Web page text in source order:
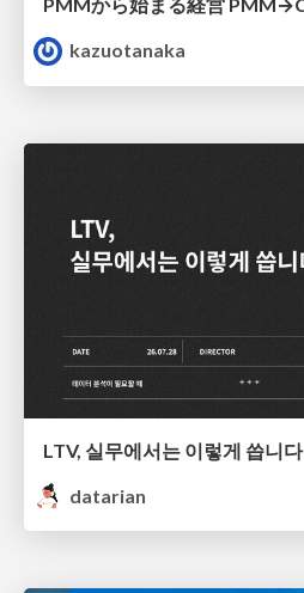
kazuotanaka
LTV, 실무에서는 이렇게 씁니다
datarian